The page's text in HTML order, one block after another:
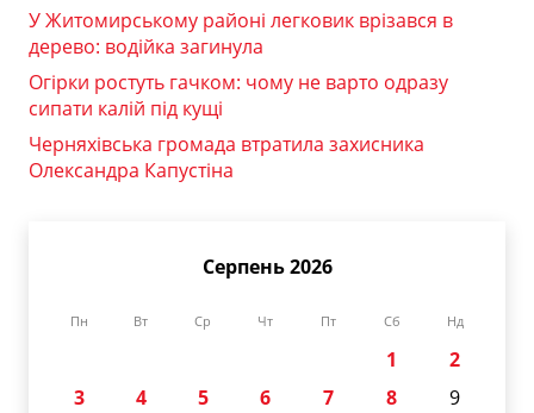
У Житомирському районі легковик врізався в
дерево: водійка загинула
Огірки ростуть гачком: чому не варто одразу
сипати калій під кущі
Черняхівська громада втратила захисника
Олександра Капустіна
Серпень 2026
Пн Вт Ср Чт Пт Сб Нд
1
2
3
4 5 6 7 8
9